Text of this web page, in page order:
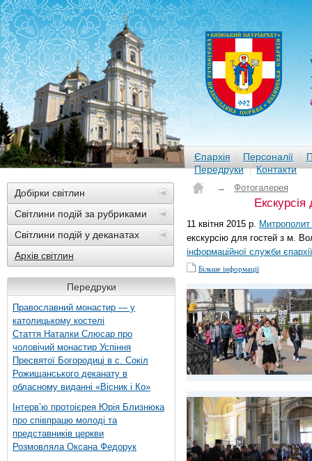
Єпархія Персоналії
Передруки
Контакти
Добірки світлин
Світлини подій за рубриками
Світлини подій у деканатах
Архів світлин
Передруки
Православний монастир — у
католицькому костелі
Стаття Наталки Слюсар про
чоловічий монастир Успіння
Пресвятої Богородиці в с. Сокіл
Рожищанського деканату в
обласному виданні «Вісник і Ко»
Інтерв’ю протоієрея Юрія Близнюка
про співпрацю молоді та
представників церкви
Розмовляла Оксана Федорук
→ Фотогалерея
11 квітня 2015 р.
екскурсію для гостей з м.
інформаційної служби єпархії
Більше інформації